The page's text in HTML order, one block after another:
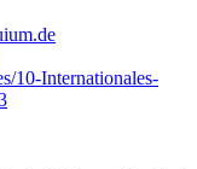
10-Internationales-